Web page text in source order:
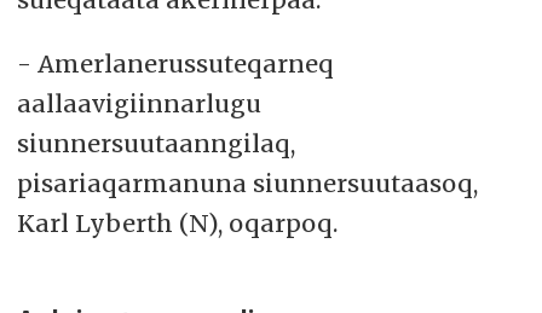
- Amerlanerussuteqarneq
aallaavigiinnarlugu
siunnersuutaanngilaq,
pisariaqarmanuna siunnersuutaasoq,
Karl Lyberth (N), oqarpoq.